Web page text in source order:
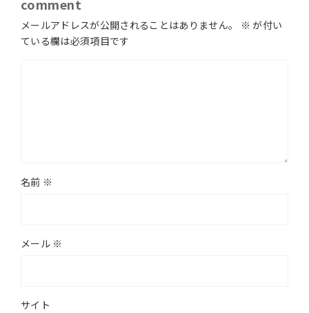
comment
メールアドレスが公開されることはありません。 ※ が付い
ている欄は必須項目です
名前 ※
メール ※
サイト